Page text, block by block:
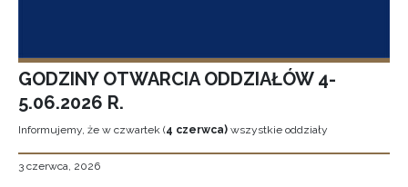
GODZINY OTWARCIA ODDZIAŁÓW 4-
5.06.2026 R.
Informujemy, że w czwartek (4 czerwca) wszystkie oddziały
3 czerwca, 2026